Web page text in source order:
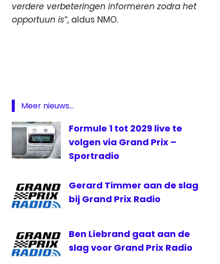
verdere verbeteringen informeren zodra het
opportuun is“, aldus NMO.
Meer nieuws...
Formule 1 tot 2029 live te
volgen via Grand Prix –
Sportradio
Gerard Timmer aan de slag
bij Grand Prix Radio
Ben Liebrand gaat aan de
slag voor Grand Prix Radio